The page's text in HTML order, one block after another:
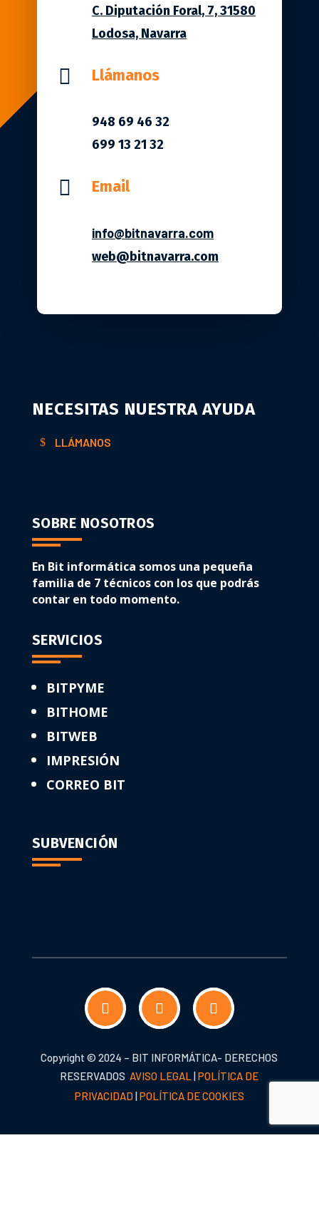
C. Diputación Foral, 7, 31580
Lodosa, Navarra
 Llámanos
948 69 46 32
699 13 21 32
 Email
info@bitnavarra.com
web@bitnavarra.com
NECESITAS NUESTRA AYUDA
LLÁMANOS
SOBRE NOSOTROS
En Bit informática somos una pequeña
familia de 7 técnicos con los que podrás
contar en todo momento.
SERVICIOS
BITPYME
BITHOME
BITWEB
IMPRESIÓN
CORREO BIT
SUBVENCIÓN
Copyright © 2024 – BIT INFORMÁTICA- DERECHOS
RESERVADOSAVISO LEGAL|POLÍTICA DE
PRIVACIDAD|POLÍTICA DE COOKIES